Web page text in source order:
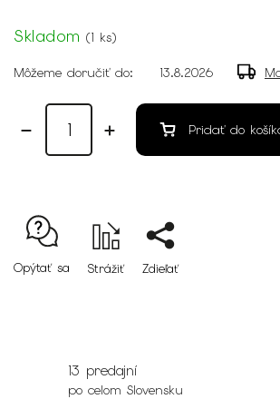
Skladom (1 ks)
Môžeme doručiť do: 13.8.2026
Pridať do
Opýtať sa Strážiť Zdieľať
13 predajní
po celom Slovensku